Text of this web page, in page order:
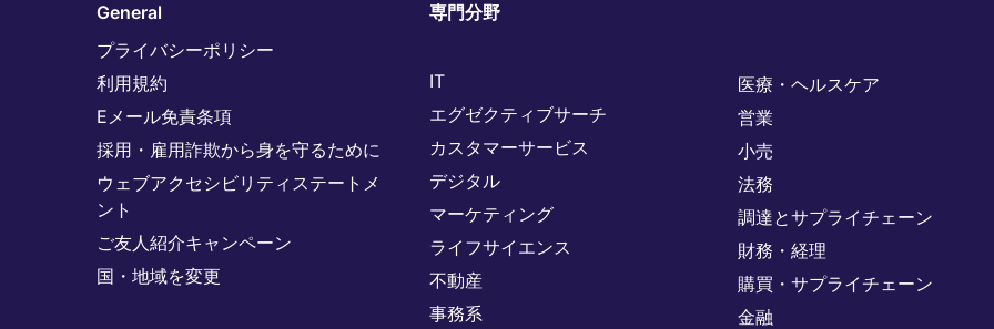
General
プライバシーポリシー
利用規約
Eメール免責条項
採用・雇用詐欺から身を守るために
ウェブアクセシビリティステートメ
ント
ご友人紹介キャンペーン
国・地域を変更
専門分野
IT
エグゼクティブサーチ
カスタマーサービス
デジタル
マーケティング
ライフサイエンス
不動産
事務系
医療・ヘルスケア
営業
小売
法務
調達とサプライチェーン
財務・経理
購買・サプライチェーン
金融